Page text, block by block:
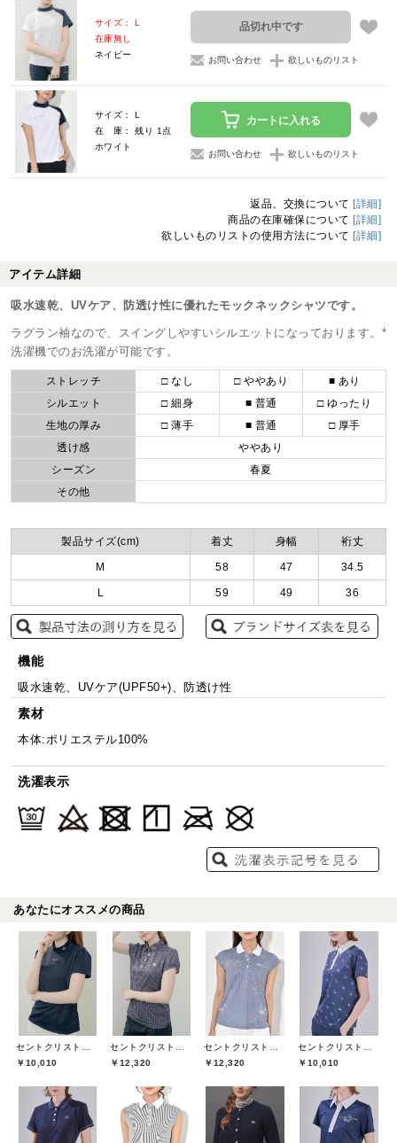
サイズ： L
在庫無し
ネイビー
品切れ中です
お問い合わせ 欲しいものリスト
サイズ： L
在 庫： 残り 1点
ホワイト
カートに入れる
お問い合わせ 欲しいものリスト
返品、交換について [詳細]
商品の在庫確保について [詳細]
欲しいものリストの使用方法について [詳細]
アイテム詳細
吸水速乾、UVケア、防透け性に優れたモックネックシャツです。
ラグラン袖なので、スイングしやすいシルエットになっております。*
洗濯機でのお洗濯が可能です。
ストレッチ □ なし □ ややあり
■ あり
シルエット
□ 細身 ■ 普通
□ ゆったり
生地の厚み
□ 薄手 ■ 普通
□ 厚手
透け感
ややあり
シーズン
春夏
その他
製品サイズ(cm) 着丈 身幅 裄丈
M 58 47 34.5
L 59 49 36
機能
吸水速乾、UVケア(UPF50+)、防透け性
素材
本体:ポリエステル100%
洗濯表示
あなたにオススメの商品
￥10,010
￥12,320
￥12,320
￥10,010